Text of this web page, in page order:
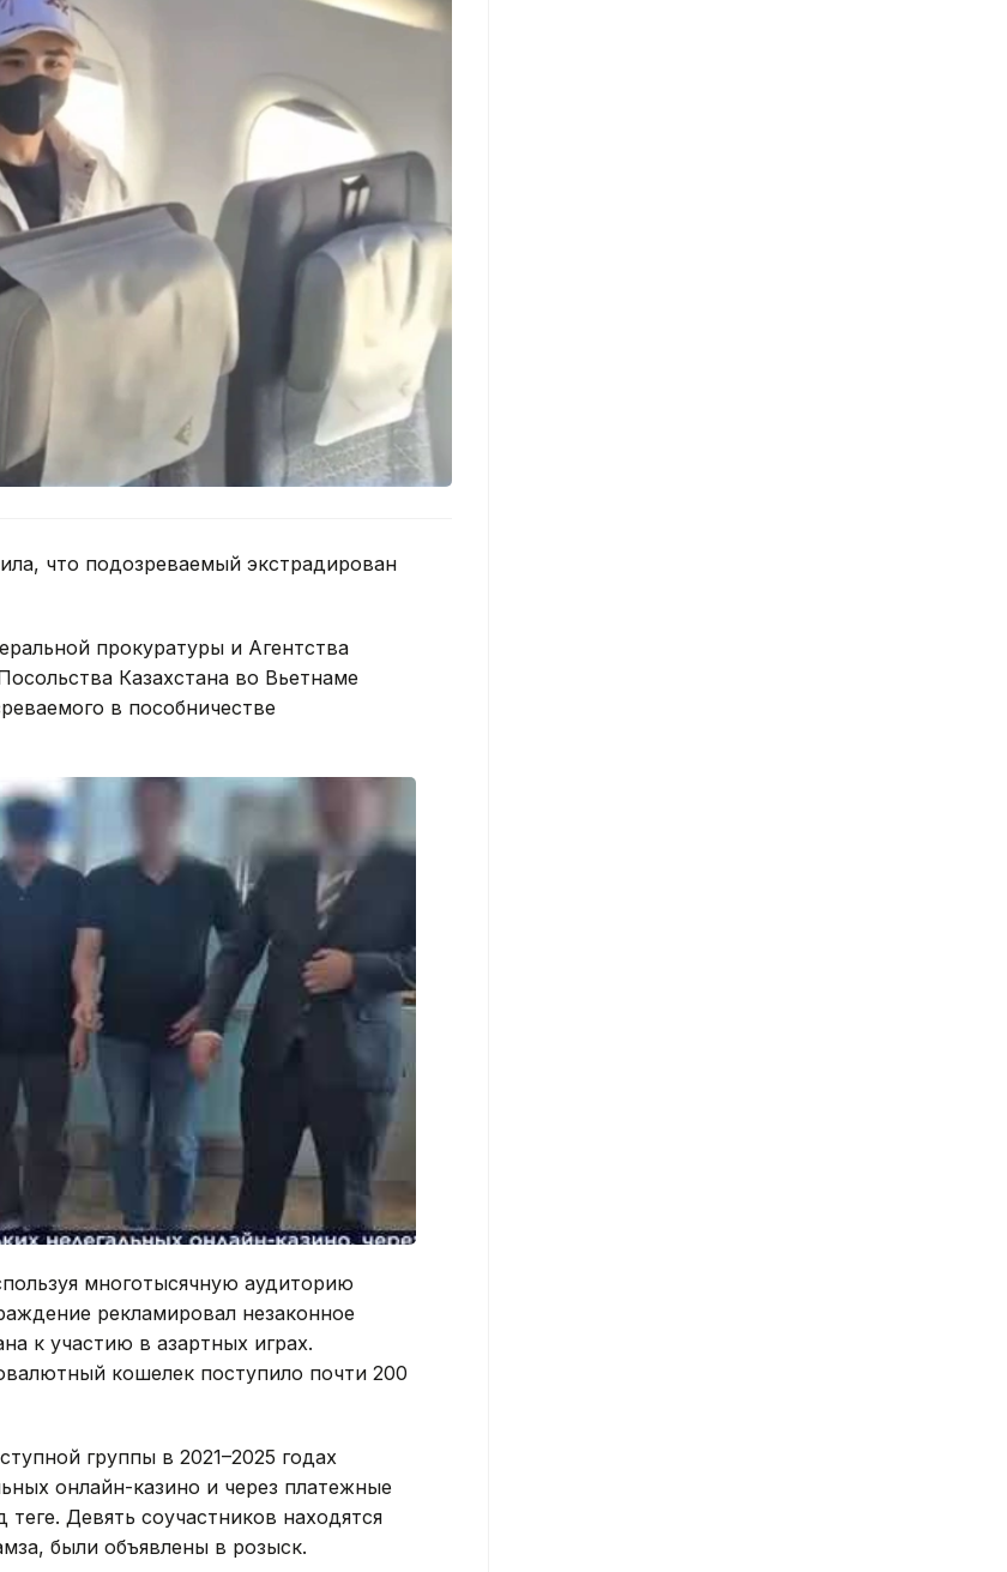
что подозреваемый экстрадирован
прокуратуры и Агентства
Казахстана во Вьетнаме
в пособничестве
многотысячную аудиторию
рекламировал незаконное
к участию в азартных играх.
кошелек поступило почти 200
группы в 2021–2025 годах
онлайн-казино и через платежные
Девять соучастников находятся
были объявлены в розыск.